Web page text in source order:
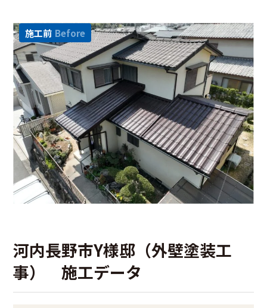
施工前 Before
河内長野市Y様邸（外壁塗装工
事） 施工データ